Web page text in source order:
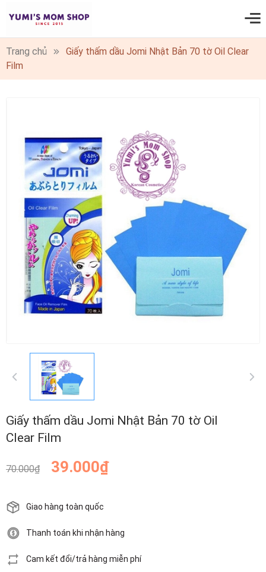
0
Trang chủ
Giấy thấm dầu Jomi Nhật Bản 70 tờ Oil Clear
Film
Giấy thấm dầu Jomi Nhật Bản 70 tờ Oil
Clear Film
70.000₫ 39.000₫
Giao hàng toàn quốc
Thanh toán khi nhận hàng
Cam kết đổi/trả hàng miễn phí